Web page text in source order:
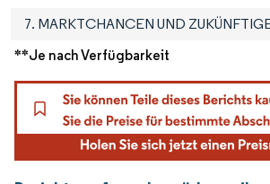
7. MARKTCHANCEN UND
**Je nach Verfügbarkeit